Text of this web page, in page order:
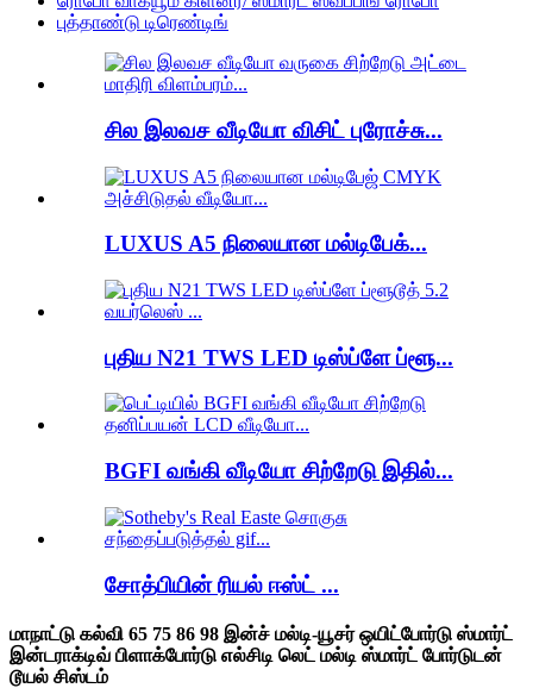
புத்தாண்டு டிரெண்டிங்
சில இலவச வீடியோ விசிட் புரோச்சு...
LUXUS A5 நிலையான மல்டிபேக்...
புதிய N21 TWS LED டிஸ்ப்ளே ப்ளூ...
BGFI வங்கி வீடியோ சிற்றேடு இதில்...
சோத்பியின் ரியல் ஈஸ்ட் ...
மாநாட்டு கல்வி 65 75 86 98 இன்ச் மல்டி-யூசர் ஒயிட்போர்டு ஸ்மார்ட்
இன்டராக்டிவ் பிளாக்போர்டு எல்சிடி லெட் மல்டி ஸ்மார்ட் போர்டுடன்
டூயல் சிஸ்டம்